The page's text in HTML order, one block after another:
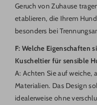
Geruch von Zuhause
etablieren, die Ihrem
besonders bei
F: Welche Eigenschaften
Kuscheltier für sensible
A: Achten Sie auf weiche,
Materialien. Das Design
idealerweise ohne